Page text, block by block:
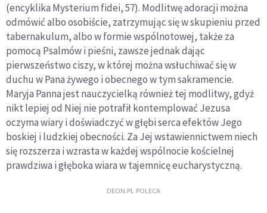
(encyklika Mysterium fidei, 57). Modlitwę adoracji można
odmówić albo osobiście, zatrzymując się w skupieniu przed
tabernakulum, albo w formie wspólnotowej, także za
pomocą Psalmów i pieśni, zawsze jednak dając
pierwszeństwo ciszy, w której można wsłuchiwać się w
duchu w Pana żywego i obecnego w tym sakramencie.
Maryja Panna jest nauczycielką również tej modlitwy, gdyż
nikt lepiej od Niej nie potrafił kontemplować Jezusa
oczyma wiary i doświadczyć w głębi serca efektów Jego
boskiej i ludzkiej obecności. Za Jej wstawiennictwem niech
się rozszerza i wzrasta w każdej wspólnocie kościelnej
prawdziwa i głęboka wiara w tajemnicę eucharystyczną.
DEON.PL POLECA